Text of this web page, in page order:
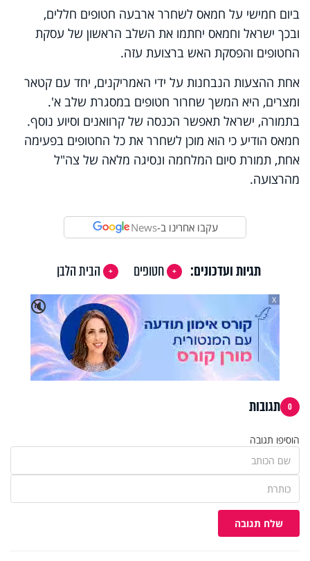
ביום חמישי על חמאס לשחרר ארבעה חטופים חללים,
ובכך ישראל וחמאס יחתמו את השלב הראשון של עסקת
החטופים והפסקת האש ברצועת עזה.
אחת ההצעות הנבחנות על ידי האמריקנים, יחד עם קטאר
ומצרים, היא המשך שחרור חטופים במסגרת שלב א'.
בתמורה, ישראל תאפשר הכנסה של קרוואנים וסיוע נוסף.
חמאס הודיע כי הוא מוכן לשחרר את כל החטופים בפעימה
אחת, תמורת סיום המלחמה ונסיגה מלאה של צה"ל
מהרצועה.
עקבו אחרינו ב-News
תגיות ועדכונים: חטופים
הבית הלבן
🔇
X
0 תגובות
הוסיפו תגובה
שלח תגובה